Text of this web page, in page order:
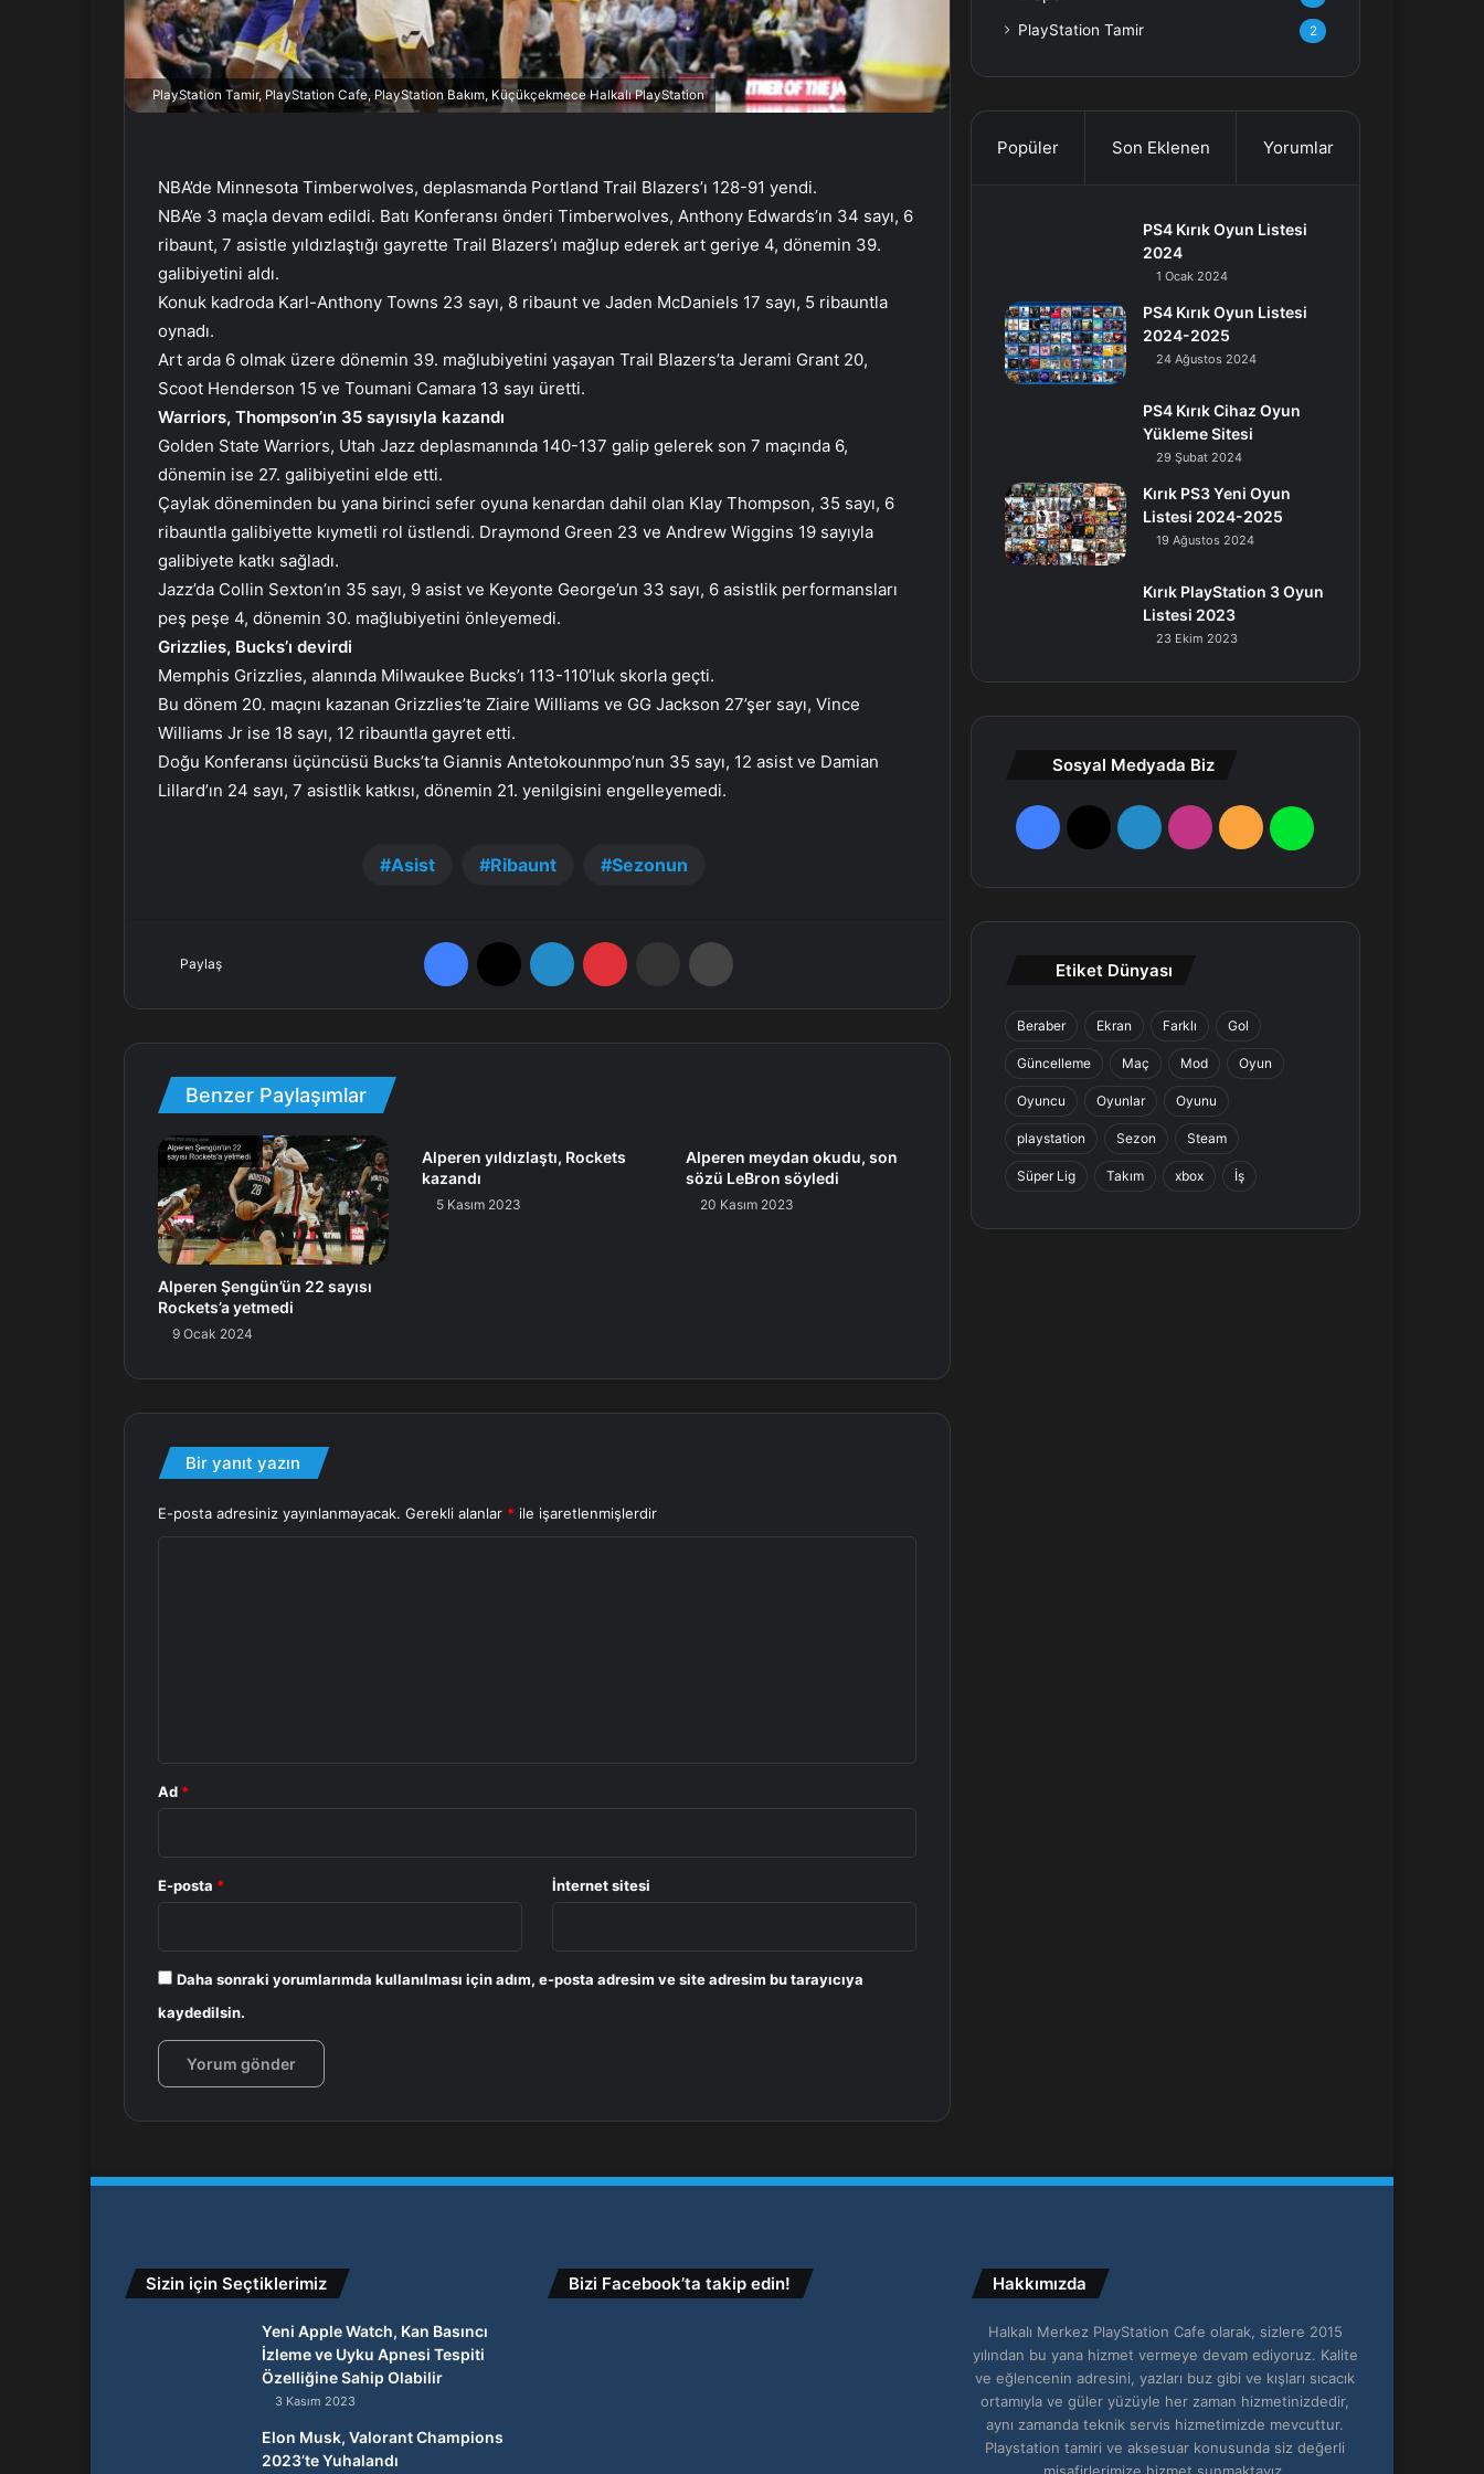
r
m
e
k
PlayStation Tamir, PlayStation Cafe, PlayStation Bakım, Küçükçekmece Halkalı PlayStation
NBA’de Minnesota Timberwolves, deplasmanda Portland Trail Blazers’ı 128-91 yendi.
NBA’e 3 maçla devam edildi. Batı Konferansı önderi Timberwolves, Anthony Edwards’ın 34 sayı, 6
ribaunt, 7 asistle yıldızlaştığı gayrette Trail Blazers’ı mağlup ederek art geriye 4, dönemin 39.
galibiyetini aldı.
Konuk kadroda Karl-Anthony Towns 23 sayı, 8 ribaunt ve Jaden McDaniels 17 sayı, 5 ribauntla
oynadı.
Art arda 6 olmak üzere dönemin 39. mağlubiyetini yaşayan Trail Blazers’ta Jerami Grant 20,
Scoot Henderson 15 ve Toumani Camara 13 sayı üretti.
Warriors, Thompson’ın 35 sayısıyla kazandı
Golden State Warriors, Utah Jazz deplasmanında 140-137 galip gelerek son 7 maçında 6,
dönemin ise 27. galibiyetini elde etti.
Çaylak döneminden bu yana birinci sefer oyuna kenardan dahil olan Klay Thompson, 35 sayı, 6
ribauntla galibiyette kıymetli rol üstlendi. Draymond Green 23 ve Andrew Wiggins 19 sayıyla
galibiyete katkı sağladı.
Jazz’da Collin Sexton’ın 35 sayı, 9 asist ve Keyonte George’un 33 sayı, 6 asistlik performansları
peş peşe 4, dönemin 30. mağlubiyetini önleyemedi.
Grizzlies, Bucks’ı devirdi
Memphis Grizzlies, alanında Milwaukee Bucks’ı 113-110’luk skorla geçti.
Bu dönem 20. maçını kazanan Grizzlies’te Ziaire Williams ve GG Jackson 27’şer sayı, Vince
Williams Jr ise 18 sayı, 12 ribauntla gayret etti.
Doğu Konferansı üçüncüsü Bucks’ta Giannis Antetokounmpo’nun 35 sayı, 12 asist ve Damian
Lillard’ın 24 sayı, 7 asistlik katkısı, dönemin 21. yenilgisini engelleyemedi.
Asist Ribaunt Sezonun
Paylaş
Benzer Paylaşımlar
Alperen Şengün’ün 22 sayısı
Rockets’a yetmedi
9 Ocak 2024
Alperen yıldızlaştı, Rockets
kazandı
5 Kasım 2023
Alperen meydan okudu, son
sözü LeBron söyledi
20 Kasım 2023
Bir yanıt yazın
E-posta adresiniz yayınlanmayacak. Gerekli alanlar * ile işaretlenmişlerdir
Ad *
E-posta * İnternet sitesi
Daha sonraki yorumlarımda kullanılması için adım, e-posta adresim ve site adresim bu tarayıcıya
kaydedilsin.
PlayStation Tamir 2
Popüler Son Eklenen Yorumlar
PS4 Kırık Oyun Listesi
2024
1 Ocak 2024
PS4 Kırık Oyun Listesi
2024-2025
24 Ağustos 2024
PS4 Kırık Cihaz Oyun
Yükleme Sitesi
29 Şubat 2024
Kırık PS3 Yeni Oyun
Listesi 2024-2025
19 Ağustos 2024
Kırık PlayStation 3 Oyun
Listesi 2023
23 Ekim 2023
Sosyal Medyada Biz
F
e
k
X
L
n
a
m
R
W
a
Etiket Dünyası
Beraber Ekran Farklı Gol
Güncelleme Maç Mod Oyun
Oyuncu Oyunlar Oyunu
playstation Sezon Steam
Süper Lig Takım xbox İş
Sizin için Seçtiklerimiz
Yeni Apple Watch, Kan Basıncı
İzleme ve Uyku Apnesi Tespiti
Özelliğine Sahip Olabilir
3 Kasım 2023
Elon Musk, Valorant Champions
2023’te Yuhalandı
Bizi Facebook’ta takip edin! Hakkımızda
Halkalı Merkez PlayStation Cafe olarak, sizlere 2015
yılından bu yana hizmet vermeye devam ediyoruz. Kalite
ve eğlencenin adresini, yazları buz gibi ve kışları sıcacık
ortamıyla ve güler yüzüyle her zaman hizmetinizdedir,
aynı zamanda teknik servis hizmetimizde mevcuttur.
Playstation tamiri ve aksesuar konusunda siz değerli